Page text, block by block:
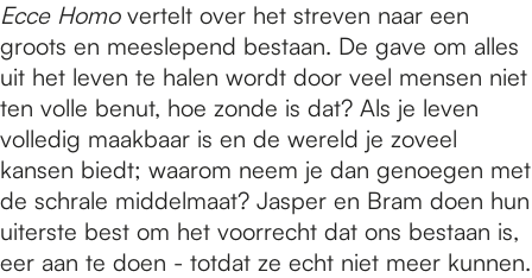
Ecce Homovertelt over het streven naar een
groots en meeslepend bestaan. De gave om alles
uit het leven te halen wordt door veel mensen niet
ten volle benut, hoe zonde is dat? Als je leven
volledig maakbaar is en de wereld je zoveel
kansen biedt; waarom neem je dan genoegen met
de schrale middelmaat? Jasper en Bram doen hun
uiterste best om het voorrecht dat ons bestaan is,
eer aan te doen - totdat ze echt niet meer kunnen.